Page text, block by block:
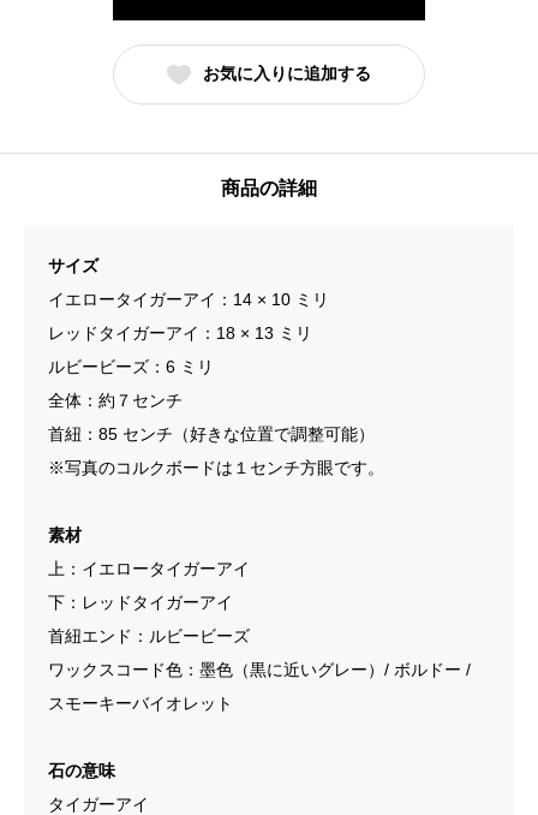
お気に入りに追加する
商品の詳細
サイズ
イエロータイガーアイ：14 × 10 ミリ
レッドタイガーアイ：18 × 13 ミリ
ルビービーズ：6 ミリ
全体：約７センチ
首紐：85 センチ（好きな位置で調整可能）
※写真のコルクボードは１センチ方眼です。
素材
上：イエロータイガーアイ
下：レッドタイガーアイ
首紐エンド：ルビービーズ
ワックスコード色：墨色（黒に近いグレー）/ ボルドー /
スモーキーバイオレット
石の意味
タイガーアイ